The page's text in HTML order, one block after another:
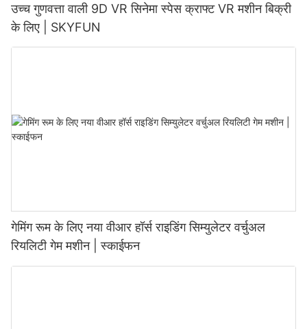
उच्च गुणवत्ता वाली 9D VR सिनेमा स्पेस क्राफ्ट VR मशीन बिक्री
के लिए | SKYFUN
गेमिंग रूम के लिए नया वीआर हॉर्स राइडिंग सिम्युलेटर वर्चुअल
रियलिटी गेम मशीन | स्काईफन